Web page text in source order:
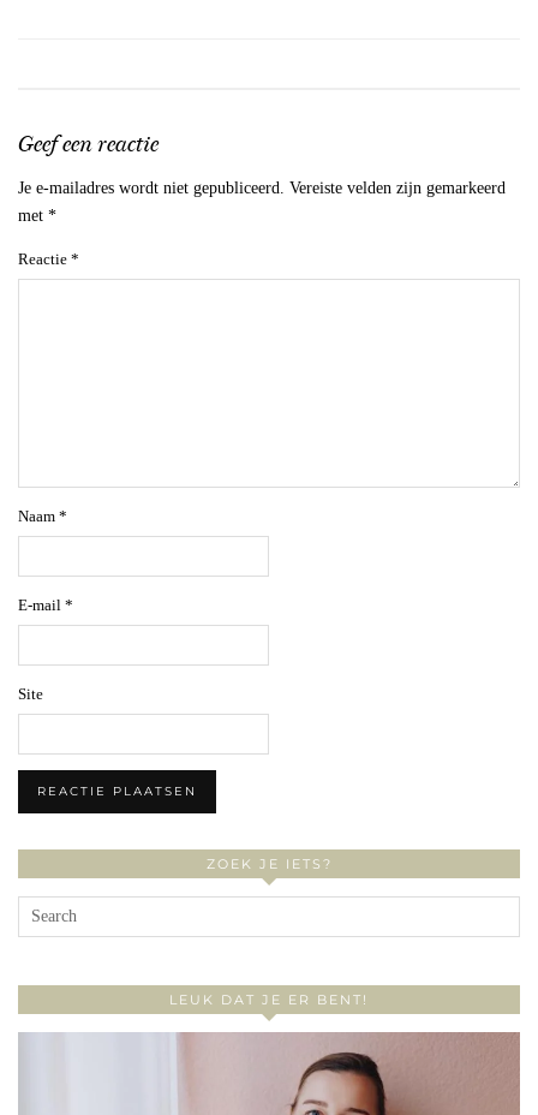
Geef een reactie
Je e-mailadres wordt niet gepubliceerd. Vereiste velden zijn gemarkeerd
met *
Reactie *
Naam *
E-mail *
Site
ZOEK JE IETS?
LEUK DAT JE ER BENT!